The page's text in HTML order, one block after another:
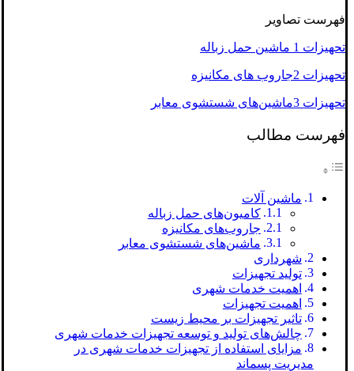
فهرست تصاویر
تحهیزات 1 ماشین حمل زباله
تحهیزات 2جاروب های مکانیزه
تحهیزات 3ماشین‌های شستشوی معابر
فهرست مطالب
ماشین آلات
کامیون‌های حمل زباله
جاروب‌های مکانیزه
ماشین‌های شستشوی معابر
شهرداری
تولید تجهیزات
اهمیت خدمات شهری
اهمیت تجهیزات
تاثیر تجهیزات بر محیط زیست
چالش‌های تولید و توسعه تجهیزات خدمات شهری
مزایای استفاده از تجهیزات خدمات شهری در
مدیریت پسماند